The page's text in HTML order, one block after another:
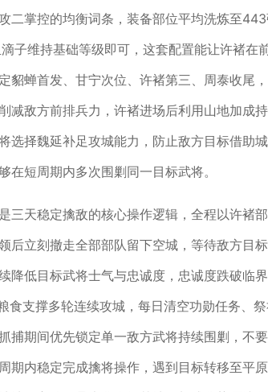
二掌控的均衡词条，装备部位平均洗炼至
子维持基础等级即可，这套配置能让许褚在
貂蝉首发、甘宁次位、许褚第三、周泰收尾
减敌方前排兵力，许褚进场后利用山地加成
选择魏延补足攻城能力，防止敌方目标借助
在短周期内多次围剿同一目标武将。
三天稳定擒敌的核心操作逻辑，全程以许褚
后立刻撤走全部部队留下空城，等待敌方目
降低目标武将士气与忠诚度，忠诚度跌破临
食支撑多轮连续攻城，每日清空功勋任务、
捕期间优先锁定单一敌方武将持续围剿，不
期内稳定完成擒将操作，遇到目标转移至平